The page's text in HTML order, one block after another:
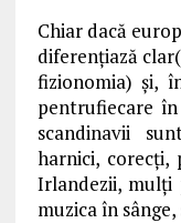
Chiar dacă
diferențiază
fizionomia) și,
pentrufiecare
scandinavii
harnici, corecți,
Irlandezii, mulți
muzica în